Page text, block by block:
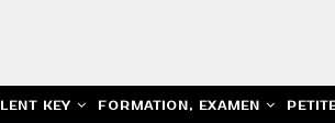
KEY FORMATION, EXAMEN